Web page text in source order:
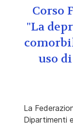
Corso
"La
uso
La
Dipartimenti